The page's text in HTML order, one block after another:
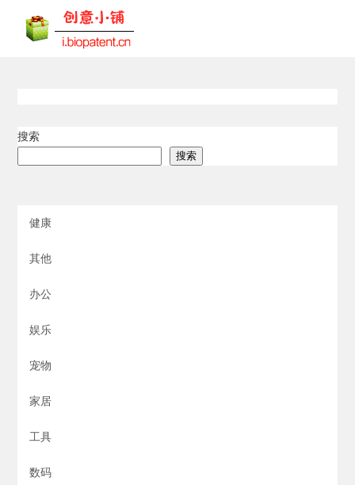
搜索
搜索
健康
其他
办公
娱乐
宠物
家居
工具
数码